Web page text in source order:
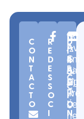
C
O
N
T
A
C
T
O
R
E
D
E
S
S
O
C
I
D
I
R
E
C
C
I
Ó
N
Av
eni
da
Ag
irre
Le
he
n
º
4
8
-
C.
P.
4
8
9
7
0
B
A
S
A
U
R
I
(B
iz
k
ai
a)